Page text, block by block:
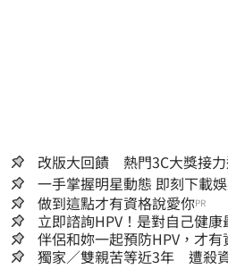
改版大回饋 熱門3C大獎接
一手掌握明星動態
做到這點才有資格說愛你PR
立即諮詢HPV！是對自己健
嫌晚！
伴侶和妳一起預防HPV，才有
獨家／雙親苦等近3年 遭殺